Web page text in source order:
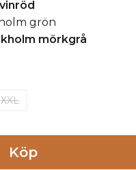
XXL
Köp